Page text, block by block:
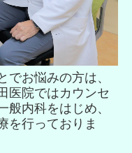
でお悩みの方は、
医院ではカウンセ
般内科をはじめ、
を行っておりま